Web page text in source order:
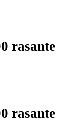
rasante
rasante